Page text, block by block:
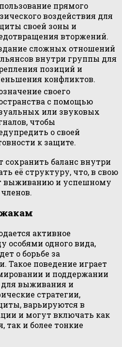
прямого
воздействия для
своей зоны и
вторжений.
сложных отношений
внутри группы для
позиций и
конфликтов.
своего
с помощью
или звуковых
чтобы
о своей
к защите.
баланс внутри
её структуру, что, в свою
выживанию и успешному
активное
особями одного вида,
о борьбе за
Такое поведение играет
и поддержании
выживания и
стратегии,
варьируются в
и могут включать как
так и более тонкие